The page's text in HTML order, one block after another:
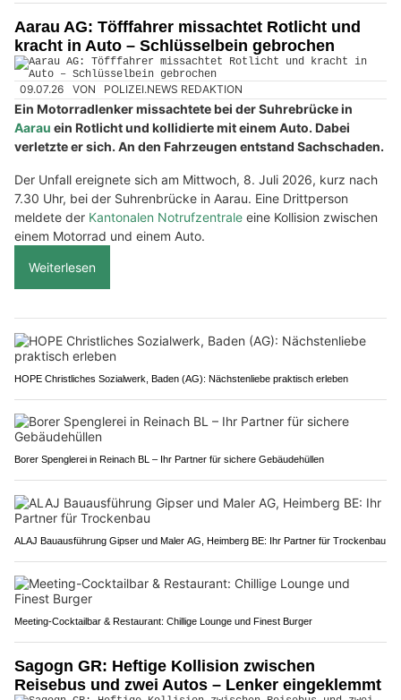
Aarau AG: Töfffahrer missachtet Rotlicht und
kracht in Auto – Schlüsselbein gebrochen
09.07.26 VON POLIZEI.NEWS REDAKTION
Ein Motorradlenker missachtete bei der Suhrebrücke in
Aarau ein Rotlicht und kollidierte mit einem Auto. Dabei
verletzte er sich. An den Fahrzeugen entstand Sachschaden.
Der Unfall ereignete sich am Mittwoch, 8. Juli 2026, kurz nach
7.30 Uhr, bei der Suhrenbrücke in Aarau. Eine Drittperson
meldete der Kantonalen Notrufzentrale eine Kollision zwischen
einem Motorrad und einem Auto.
Weiterlesen
HOPE Christliches Sozialwerk, Baden (AG): Nächstenliebe praktisch erleben
Borer Spenglerei in Reinach BL – Ihr Partner für sichere Gebäudehüllen
ALAJ Bauausführung Gipser und Maler AG, Heimberg BE: Ihr Partner für Trockenbau
Meeting-Cocktailbar & Restaurant: Chillige Lounge und Finest Burger
Sagogn GR: Heftige Kollision zwischen
Reisebus und zwei Autos – Lenker eingeklemmt